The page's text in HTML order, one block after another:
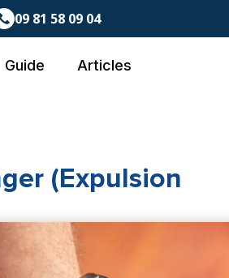
09 81 58 09 04
Guide Articles
(expulsion